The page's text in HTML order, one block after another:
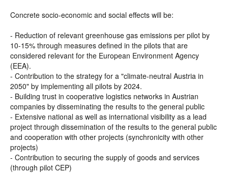
Concrete socio-economic and social effects will be:
- Reduction of relevant greenhouse gas emissions per pilot by
10-15% through measures defined in the pilots that are
considered relevant for the European Environment Agency
(EEA).
- Contribution to the strategy for a "climate-neutral Austria in
2050" by implementing all pilots by 2024.
- Building trust in cooperative logistics networks in Austrian
companies by disseminating the results to the general public
- Extensive national as well as international visibility as a lead
project through dissemination of the results to the general public
and cooperation with other projects (synchronicity with other
projects)
- Contribution to securing the supply of goods and services
(through pilot CEP)